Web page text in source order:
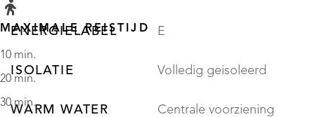
ENERGIELABEL E
ISOLATIE Volledig geisoleerd
WARM WATER Centrale voorziening
MAXIMALE REISTIJD
10 min.
20 min.
30 min.